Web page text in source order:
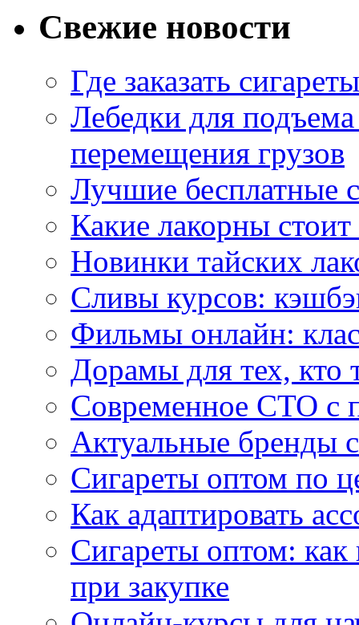
Свежие новости
Где заказать
Лебедки для
перемещения грузов
Лучшие бесплатные
Какие лакорны стоит
Новинки тайских
Сливы курсов:
Фильмы онлайн:
Дорамы для тех, кто
Современное СТО с
Актуальные бренды
Сигареты оптом по
Как адаптировать
Сигареты оптом:
при закупке